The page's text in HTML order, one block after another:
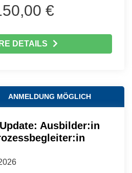
€
DETAILS
ANMELDUNG MÖGLICH
Ausbilder:in